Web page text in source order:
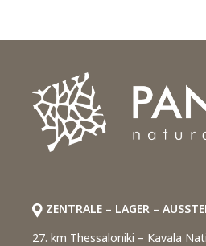
ZENTRALE – LAGER –
27. km Thessaloniki – Kavala